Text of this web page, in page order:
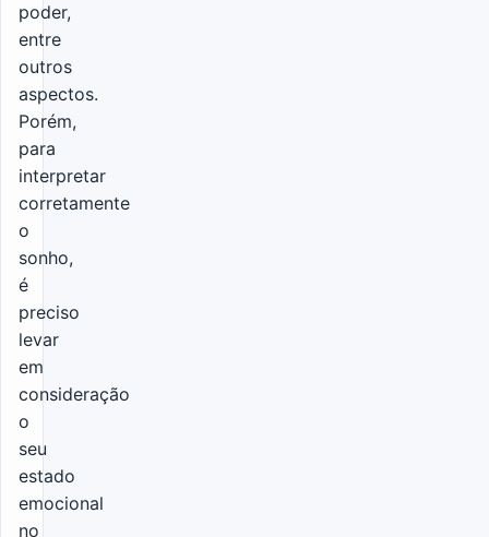
poder,
entre
outros
aspectos.
Porém,
para
interpretar
corretamente
o
sonho,
é
preciso
levar
em
consideração
o
seu
estado
emocional
no